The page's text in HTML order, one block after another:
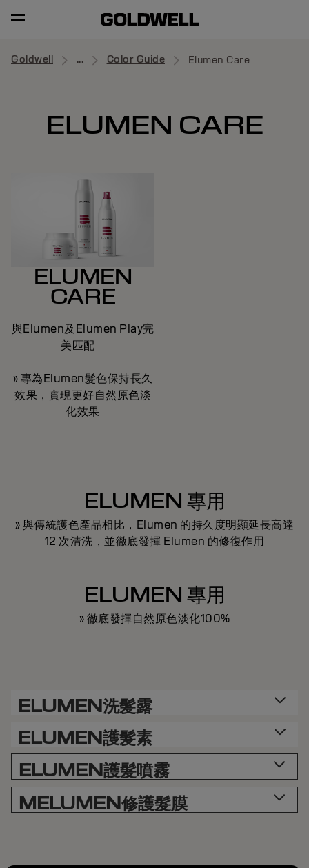
Goldwell ... Color Guide Elumen Care
ELUMEN CARE
ELUMEN
CARE
與Elumen及Elumen Play完
美匹配
» 專為Elumen髮色保持長久
效果，實現更好自然原色淡
化效果
ELUMEN 專用
» 與傳統護色產品相比，Elumen 的持久度明顯延長高達
12 次清洗，並徹底發揮 Elumen 的修復作用
ELUMEN 專用
» 徹底發揮自然原色淡化100%
ELUMEN洗髮露
ELUMEN護髮素
ELUMEN護髮噴霧
MELUMEN修護髮膜